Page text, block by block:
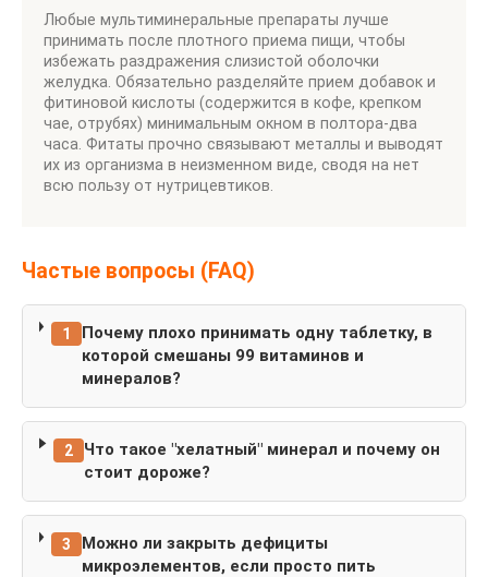
Любые мультиминеральные препараты лучше
принимать после плотного приема пищи, чтобы
избежать раздражения слизистой оболочки
желудка. Обязательно разделяйте прием добавок и
фитиновой кислоты (содержится в кофе, крепком
чае, отрубях) минимальным окном в полтора-два
часа. Фитаты прочно связывают металлы и выводят
их из организма в неизменном виде, сводя на нет
всю пользу от нутрицевтиков.
Частые вопросы (FAQ)
1
Почему плохо принимать одну таблетку, в
которой смешаны 99 витаминов и
минералов?
2
Что такое "хелатный" минерал и почему он
стоит дороже?
3
Можно ли закрыть дефициты
микроэлементов, если просто пить